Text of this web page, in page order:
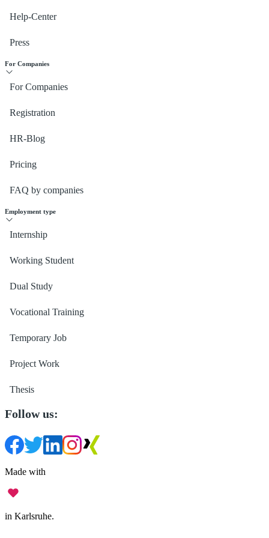
Help-Center
Press
For Companies
For Companies
Registration
HR-Blog
Pricing
FAQ by companies
Employment type
Internship
Working Student
Dual Study
Vocational Training
Temporary Job
Project Work
Thesis
Follow us:
Made with
in Karlsruhe.